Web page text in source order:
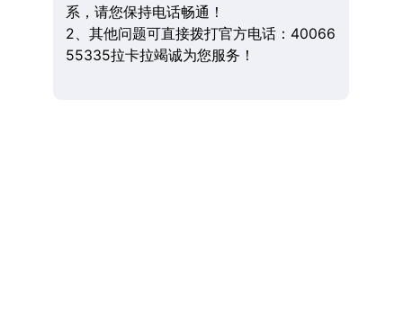
系，请您保持电话畅通！
2、其他问题可直接拨打官方电话：40066
55335拉卡拉竭诚为您服务！